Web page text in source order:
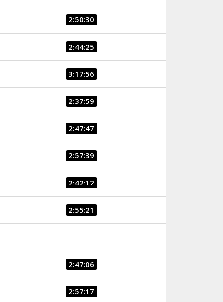
2:50:30
2:44:25
3:17:56
2:37:59
2:47:47
2:57:39
2:42:12
2:55:21
2:47:06
2:57:17